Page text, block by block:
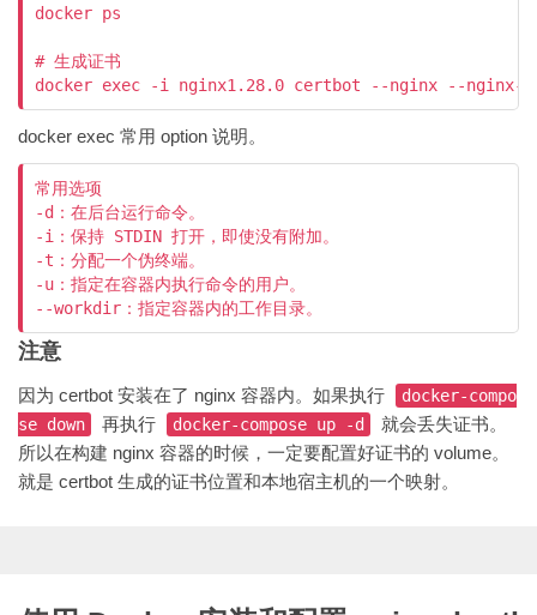
docker ps
# 生成证书
docker exec -i nginx1.28.0 certbot --nginx --nginx-
docker exec 常用 option 说明。
常用选项
-d：在后台运行命令。
-i：保持 STDIN 打开，即使没有附加。
-t：分配一个伪终端。
-u：指定在容器内执行命令的用户。
--workdir：指定容器内的工作目录。
注意
因为 certbot 安装在了 nginx 容器内。如果执行
docker-compo
se down
再执行 docker-compose up -d
就会丢失证书。
所以在构建 nginx 容器的时候，一定要配置好证书的 volume。
就是 certbot 生成的证书位置和本地宿主机的一个映射。